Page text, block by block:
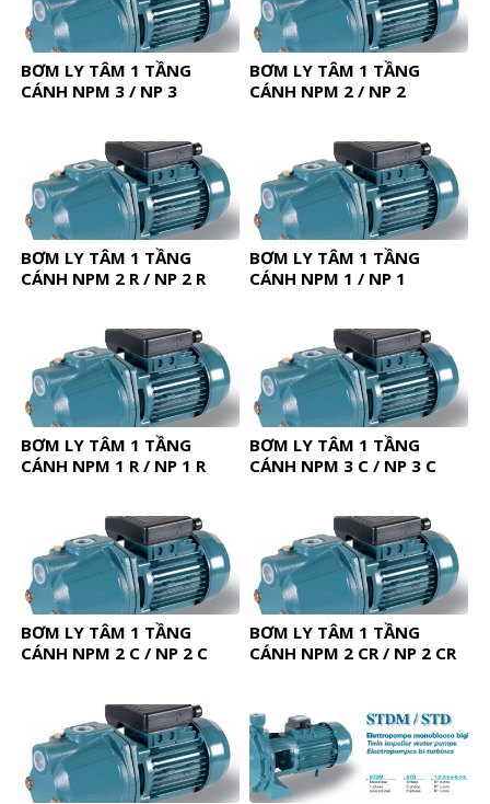
BƠM LY TÂM 1 TẦNG
CÁNH NPM 3 / NP 3
BƠM LY TÂM 1 TẦNG
CÁNH NPM 2 / NP 2
BƠM LY TÂM 1 TẦNG
CÁNH NPM 2 R / NP 2 R
BƠM LY TÂM 1 TẦNG
CÁNH NPM 1 / NP 1
BƠM LY TÂM 1 TẦNG
CÁNH NPM 1 R / NP 1 R
BƠM LY TÂM 1 TẦNG
CÁNH NPM 3 C / NP 3 C
BƠM LY TÂM 1 TẦNG
CÁNH NPM 2 C / NP 2 C
BƠM LY TÂM 1 TẦNG
CÁNH NPM 2 CR / NP 2 CR